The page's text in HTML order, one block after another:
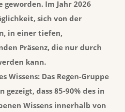
Im Jahr 2026
sich von der
in einer tiefen,
Präsenz, die nur durch
kann.
Wissens: Das Regen-Gruppe
gezeigt, dass 85-90% des in
Wissens innerhalb von